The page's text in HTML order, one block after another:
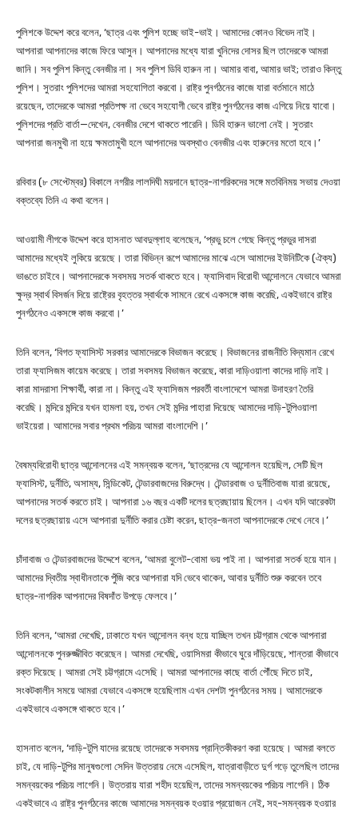
পুলিশকে উদ্দেশ করে বলেন, ‘ছাত্র এবং পুলিশ হচ্ছে ভাই-ভাই। আমাদের কোনও বিভেদ নাই।
আপনারা আপনাদের কাজে ফিরে আসুন। আপনাদের মধ্যে যারা খুনিদের দোসর ছিল তাদেরকে আমরা
জানি। সব পুলিশ কিন্তু বেনজীর না। সব পুলিশ ডিবি হারুন না। আমার বাবা, আমার ভাই; তারাও কিন্তু
পুলিশ। সুতরাং পুলিশদের আমরা সহযোগিতা করবো। রাষ্ট্র পুনর্গঠনের কাজে যারা বর্তমানে মাঠে
রয়েছেন, তাদেরকে আমরা প্রতিপক্ষ না ভেবে সহযোগী ভেবে রাষ্ট্র পুনর্গঠনের কাজ এগিয়ে নিয়ে যাবো।
পুলিশদের প্রতি বার্তা—দেখেন, বেনজীর দেশে থাকতে পারেনি। ডিবি হারুন ভালো নেই। সুতরাং
আপনারা জনমুখী না হয়ে ক্ষমতামুখী হলে আপনাদের অবস্থাও বেনজীর এবং হারুনের মতো হবে।’
রবিবার (৮ সেপ্টেম্বর) বিকালে নগরীর লালদিঘী ময়দানে ছাত্র-নাগরিকদের সঙ্গে মতবিনিময় সভায় দেওয়া
বক্তব্যে তিনি এ কথা বলেন।
আওয়ামী লীগকে উদ্দেশ করে হাসনাত আবদুল্লাহ বলেছেন, ‘প্রভু চলে গেছে কিন্তু প্রভুর দাসরা
আমাদের মধ্যেই লুকিয়ে রয়েছে। তারা বিভিন্ন রূপে আমাদের মাঝে এসে আমাদের ইউনিটিকে (ঐক্য)
ভাঙতে চাইবে। আপনাদেরকে সবসময় সতর্ক থাকতে হবে। ফ্যাসিবাদ বিরোধী আন্দোলনে যেভাবে আমরা
ক্ষুদ্র স্বার্থ বিসর্জন দিয়ে রাষ্ট্রের বৃহত্তর স্বার্থকে সামনে রেখে একসঙ্গে কাজ করেছি, একইভাবে রাষ্ট্র
পুনর্গঠনেও একসঙ্গে কাজ করবো।’
তিনি বলেন, ‘বিগত ফ্যাসিস্ট সরকার আমাদেরকে বিভাজন করেছে। বিভাজনের রাজনীতি বিদ্যমান রেখে
তারা ফ্যাসিজম কায়েম করেছে। তারা সবসময় বিভাজন করেছে, কারা দাড়িওয়ালা কাদের দাড়ি নাই।
কারা মাদরাসা শিক্ষার্থী, কারা না। কিন্তু এই ফ্যাসিজম পরবর্তী বাংলাদেশে আমরা উদাহরণ তৈরি
করেছি। মন্দিরে মন্দিরে যখন হামলা হয়, তখন সেই মন্দির পাহারা দিয়েছে আমাদের দাড়ি-টুপিওয়ালা
ভাইয়েরা। আমাদের সবার প্রথম পরিচয় আমরা বাংলাদেশি।’
বৈষম্যবিরোধী ছাত্র আন্দোলনের এই সমন্বয়ক বলেন, ‘ছাত্রদের যে আন্দোলন হয়েছিল, সেটি ছিল
ফ্যাসিস্ট, দুর্নীতি, অসাম্য, সিন্ডিকেট, টেন্ডারবাজদের বিরুদ্ধে। টেন্ডারবাজ ও দুর্নীতিবাজ যারা রয়েছে,
আপনাদের সতর্ক করতে চাই। আপনারা ১৬ বছর একটি দলের ছত্রছায়ায় ছিলেন। এখন যদি আরেকটা
দলের ছত্রছায়ায় এসে আপনারা দুর্নীতি করার চেষ্টা করেন, ছাত্র-জনতা আপনাদেরকে দেখে নেবে।’
চাঁদাবাজ ও টেন্ডারবাজদের উদ্দেশে বলেন, ‘আমরা বুলেট-বোমা ভয় পাই না। আপনারা সতর্ক হয়ে যান।
আমাদের দ্বিতীয় স্বাধীনতাকে পুঁজি করে আপনারা যদি ভেবে থাকেন, আবার দুর্নীতি শুরু করবেন তবে
ছাত্র-নাগরিক আপনাদের বিষদাঁত উপড়ে ফেলবে।’
তিনি বলেন, ‘আমরা দেখেছি, ঢাকাতে যখন আন্দোলন বন্ধ হয়ে যাচ্ছিল তখন চট্টগ্রাম থেকে আপনারা
আন্দোলনকে পুনরুজ্জীবিত করেছেন। আমরা দেখেছি, ওয়াসিমরা কীভাবে ঘুরে দাঁড়িয়েছে, শান্তরা কীভাবে
রক্ত দিয়েছে। আমরা সেই চট্টগ্রামে এসেছি। আমরা আপনাদের কাছে বার্তা পৌঁছে দিতে চাই,
সংকটকালীন সময়ে আমরা যেভাবে একসঙ্গে হয়েছিলাম এখন দেশটা পুনর্গঠনের সময়। আমাদেরকে
একইভাবে একসঙ্গে থাকতে হবে।’
হাসনাত বলেন, ‘দাড়ি-টুপি যাদের রয়েছে তাদেরকে সবসময় প্রান্তিকীকরণ করা হয়েছে। আমরা বলতে
চাই, যে দাড়ি-টুপির মানুষগুলো সেদিন উত্তরায় নেমে এসেছিল, যাত্রাবাড়ীতে দুর্গ গড়ে তুলেছিল তাদের
সমন্বয়কের পরিচয় লাগেনি। উত্তরায় যারা শহীদ হয়েছিল, তাদের সমন্বয়কের পরিচয় লাগেনি। ঠিক
একইভাবে এ রাষ্ট্র পুনর্গঠনের কাজে আমাদের সমন্বয়ক হওয়ার প্রয়োজন নেই, সহ-সমন্বয়ক হওয়ার